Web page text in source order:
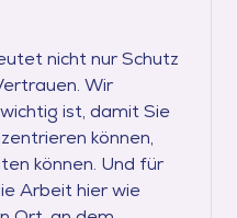
nicht nur Schutz
Wir
ist, damit Sie
können,
können. Und für
Arbeit hier wie